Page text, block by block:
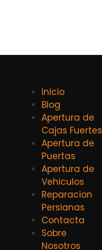
Inicio
Blog
Apertura de
Cajas Fuertes
Apertura de
Puertas
Apertura de
Vehiculos
Reparacion
Persianas
Contacta
Sobre
Nosotros